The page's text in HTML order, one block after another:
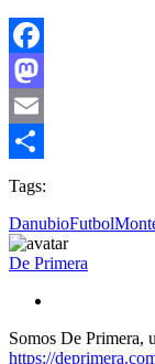
Facebook
Mastodon
Email
Compartir
Tags:
DanubioFutbol
De Primera
Somos De Primera,
https://